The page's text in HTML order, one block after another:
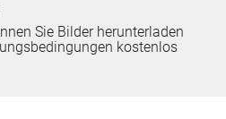
Sie Bilder herunterladen
kostenlos